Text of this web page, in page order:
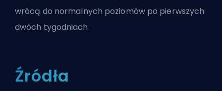
wrócą do normalnych poziomów po pierwszych
dwóch tygodniach.
Źródła